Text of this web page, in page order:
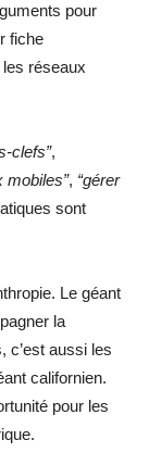
pour
fiche
réseaux
clefs”,
mobiles”, “gérer
sont
Le géant
la
c’est aussi les
californien.
pour les